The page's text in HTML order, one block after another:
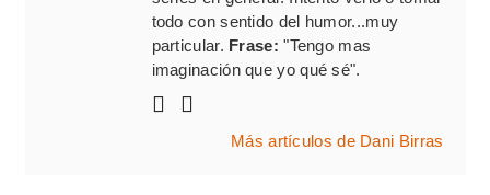
todo con sentido del humor...muy
particular. Frase: "Tengo mas
imaginación que yo qué sé".
Más artículos de Dani Birras